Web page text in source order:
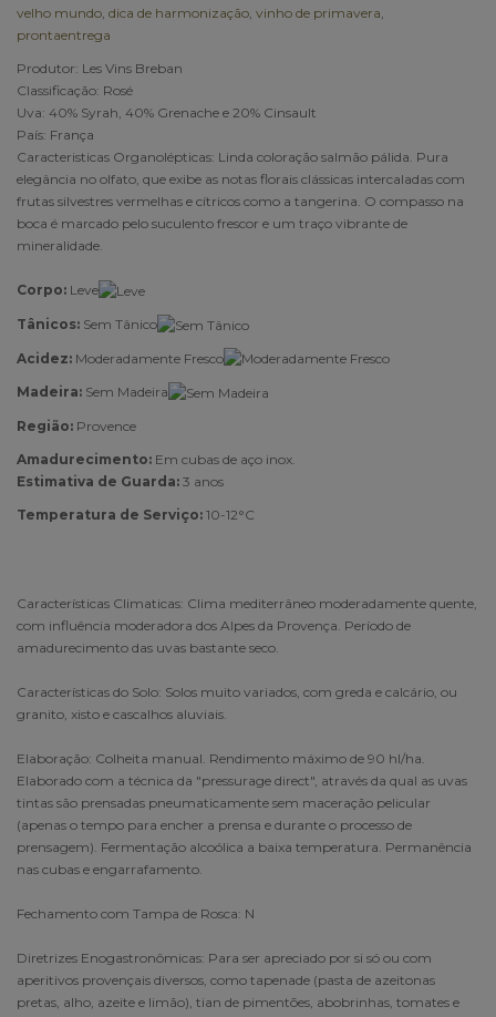
velho mundo dica de harmonização vinho de primavera
prontaentrega
Produtor: Les Vins Breban
Classificação: Rosé
Uva: 40% Syrah, 40% Grenache e 20% Cinsault
País: França
Caracteristicas Organolépticas: Linda coloração salmão pálida. Pura
elegância no olfato, que exibe as notas florais clássicas intercaladas com
frutas silvestres vermelhas e cítricos como a tangerina. O compasso na
boca é marcado pelo suculento frescor e um traço vibrante de
mineralidade.
Corpo: Leve
Tânicos: Sem Tânico
Acidez: Moderadamente Fresco
Madeira: Sem Madeira
Região: Provence
Amadurecimento: Em cubas de aço inox.
Estimativa de Guarda: 3 anos
Temperatura de Serviço: 10-12°C
Características Climaticas: Clima mediterrâneo moderadamente quente,
com influência moderadora dos Alpes da Provença. Período de
amadurecimento das uvas bastante seco.
Características do Solo: Solos muito variados, com greda e calcário, ou
granito, xisto e cascalhos aluviais.
Elaboração: Colheita manual. Rendimento máximo de 90 hl/ha.
Elaborado com a técnica da "pressurage direct", através da qual as uvas
tintas são prensadas pneumaticamente sem maceração pelicular
(apenas o tempo para encher a prensa e durante o processo de
prensagem). Fermentação alcoólica a baixa temperatura. Permanência
nas cubas e engarrafamento.
Fechamento com Tampa de Rosca: N
Diretrizes Enogastronômicas: Para ser apreciado por si só ou com
aperitivos provençais diversos, como tapenade (pasta de azeitonas
pretas, alho, azeite e limão), tian de pimentões, abobrinhas, tomates e